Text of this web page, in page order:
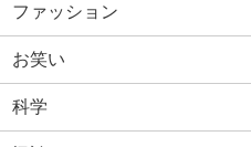
ファッション
お笑い
科学